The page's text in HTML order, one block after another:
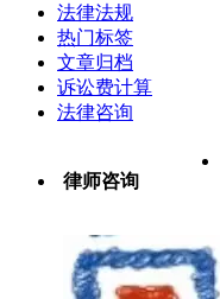
法律法规
热门标签
文章归档
诉讼费计算
法律咨询
律师咨询